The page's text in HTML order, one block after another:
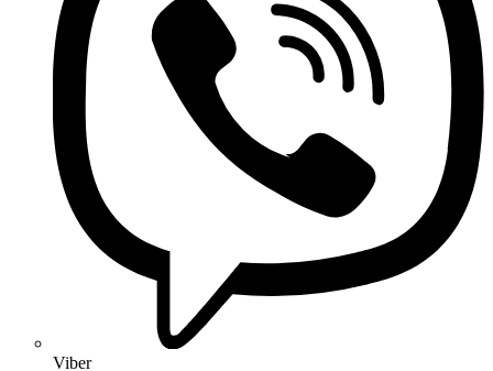
Viber